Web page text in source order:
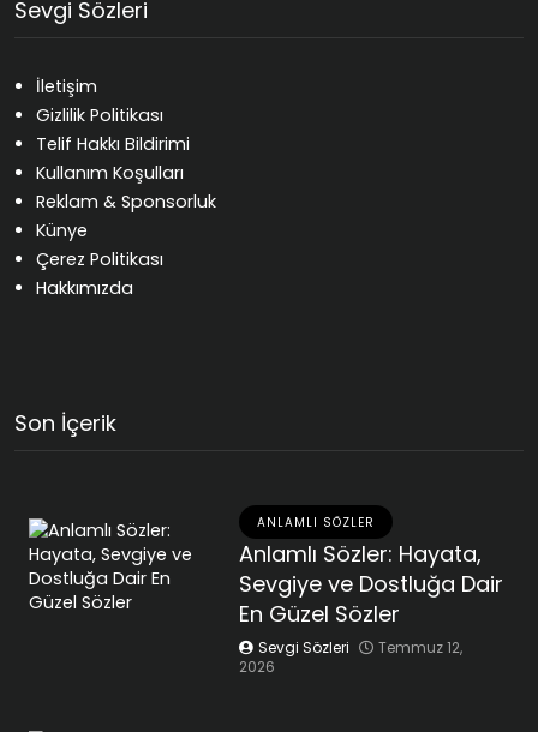
Sevgi Sözleri
İletişim
Gizlilik Politikası
Telif Hakkı Bildirimi
Kullanım Koşulları
Reklam & Sponsorluk
Künye
Çerez Politikası
Hakkımızda
Son İçerik
ANLAMLI SÖZLER
Anlamlı Sözler: Hayata,
Sevgiye ve Dostluğa Dair
En Güzel Sözler
Sevgi Sözleri
Temmuz 12,
2026